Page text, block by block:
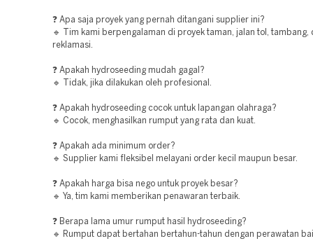
❓ Apa saja proyek yang pernah ditangani supplier ini?
🔹 Tim kami berpengalaman di proyek taman, jalan tol, tambang,
reklamasi.
❓ Apakah hydroseeding mudah gagal?
🔹 Tidak, jika dilakukan oleh profesional.
❓ Apakah hydroseeding cocok untuk lapangan olahraga?
🔹 Cocok, menghasilkan rumput yang rata dan kuat.
❓ Apakah ada minimum order?
🔹 Supplier kami fleksibel melayani order kecil maupun besar.
❓ Apakah harga bisa nego untuk proyek besar?
🔹 Ya, tim kami memberikan penawaran terbaik.
❓ Berapa lama umur rumput hasil hydroseeding?
🔹 Rumput dapat bertahan bertahun-tahun dengan perawatan